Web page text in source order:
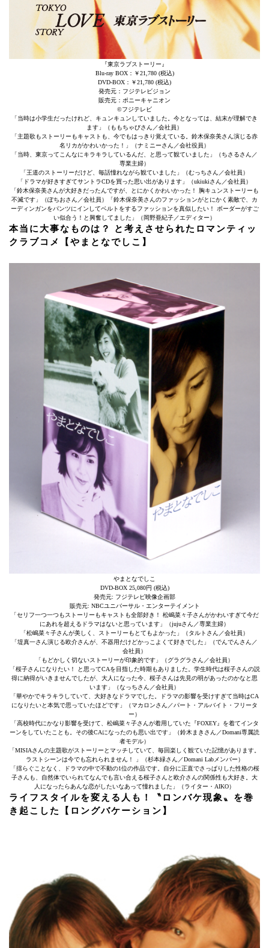
『東京ラブストーリー』
Blu-ray BOX：￥21,780 (税込)
DVD-BOX：￥21,780 (税込)
発売元：フジテレビジョン
販売元：ポニーキャニオン
©フジテレビ
「当時は小学生だったけれど、キュンキュンしていました。今となっては、結末が理解でき
ます」（ももちゃびさん／会社員）
「主題歌もストーリーもキャストも、今でもはっきり覚えている。鈴木保奈美さん演じる赤
名リカがかわいかった！」（ナミニーさん／会社役員）
「当時、東京ってこんなにキラキラしているんだ、と思って観ていました」（ちさるさん／
専業主婦）
「王道のストーリーだけど、毎話憧れながら観ていました」（むっちさん／会社員）
「ドラマが好きすぎてサントラCDを買った思い出があります」（ukiukiさん／会社員）
「鈴木保奈美さんが大好きだったんですが、とにかくかわいかった！ 胸キュンストーリーも
不滅です」（ぽちおさん／会社員）「鈴木保奈美さんのファッションがとにかく素敵で、カ
ーディンガンをパンツにインしてベルトをするファッションを真似したい！ ボーダーがすご
い似合う！と興奮してました」（岡野亜紀子／エディター）
本当に大事なものは？ と考えさせられたロマンティッ
クラブコメ【やまとなでしこ】
やまとなでしこ
DVD-BOX 25,080円 (税込)
発売元: フジテレビ映像企画部
販売元: NBCユニバーサル・エンターテイメント
「セリフ一つ一つもストーリーもキャストも全部好き！ 松嶋菜々子さんがかわいすぎて今だ
にあれを超えるドラマはないと思っています」（jujuさん／専業主婦）
「松嶋菜々子さんが美しく、ストーリーもとてもよかった」（タルトさん／会社員）
「堤真一さん演じる欧介さんが、不器用だけどかっこよくて好きでした」（でんでんさん／
会社員）
「もどかしく切ないストーリーが印象的です」（グラグラさん／会社員）
「桜子さんになりたい！ と思ってCAを目指した時期もありました。学生時代は桜子さんの説
得に納得がいきませんでしたが、大人になった今、桜子さんは先見の明があったのかなと思
います」（なっちさん／会社員）
「華やかでキラキラしていて、大好きなドラマでした。ドラマの影響を受けすぎて当時はCA
になりたいと本気で思っていたほどです」（マカロンさん／パート・アルバイト・フリータ
ー）
「高校時代にかなり影響を受けて、松嶋菜々子さんが着用していた『FOXEY』を着てインタ
ーンをしていたことも。その後CAになったのも思い出です」（鈴木まきさん／Domani専属読
者モデル）
「MISIAさんの主題歌がストーリーとマッチしていて、毎回楽しく観ていた記憶があります。
ラストシーンは今でも忘れられません！ 」（杉本緑さん／Domani Labメンバー）
「揺らぐことなく、ドラマの中で不動の1位の作品です。自分に正直でさっぱりした性格の桜
子さんも、自然体でいられてなんでも言い合える桜子さんと欧介さんの関係性も大好き。大
人になったらあんな恋がしたいなあって憧れました」（ライター・AIKO）
ライフスタイルを変える人も！〝ロンバケ現象〟を巻
き起こした【ロングバケーション】